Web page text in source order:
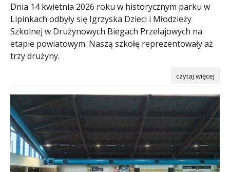
Dnia 14 kwietnia 2026 roku w historycznym parku w
Lipinkach odbyły się Igrzyska Dzieci i Młodzieży
Szkolnej w Drużynowych Biegach Przełajowych na
etapie powiatowym. Naszą szkołę reprezentowały aż
trzy drużyny.
czytaj więcej